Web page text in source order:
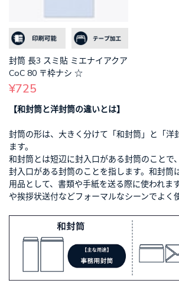
封筒 長3 スミ貼 ミエナイアクア
CoC 80 〒枠ナシ ☆
¥725
【和封筒と洋封筒の違いとは】
封筒の形は、大きく分けて「和封筒」と「洋
ます。
和封筒とは短辺に封入口がある封筒のことで
封入口がある封筒のことを指します。和封筒
用品として、書類や手紙を送る際に使われま
や挨拶状送付などフォーマルなシーンでよく